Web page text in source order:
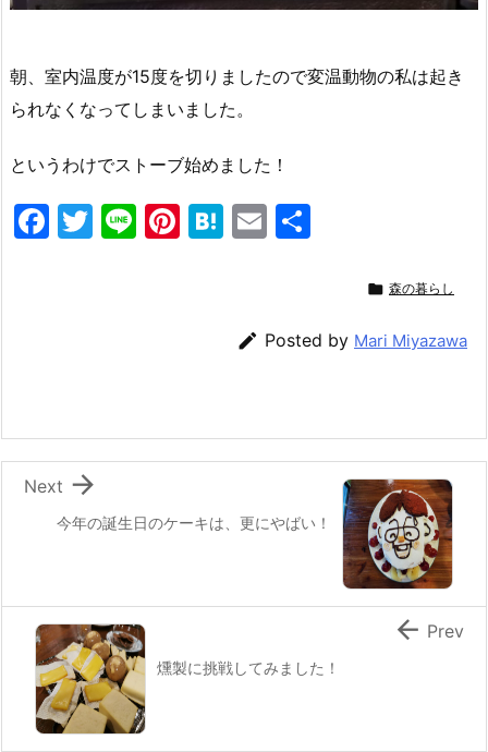
朝、室内温度が15度を切りましたので変温動物の私は起き
られなくなってしまいました。
というわけでストーブ始めました！
F
o
k
T
Li Pi H
a
E
l
 森の暮らし
 Posted by Mari Miyazawa
今年の誕生日のケーキは、更にやばい！

Next
燻製に挑戦してみました！
 Prev